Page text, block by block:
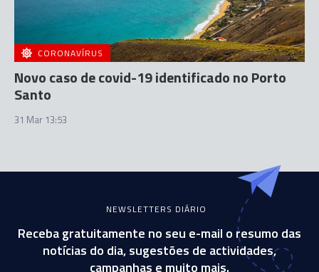
CORONAVÍRUS
Novo caso de covid-19 identificado no Porto
Santo
31 Mar 13:53
NEWSLETTERS DIÁRIO
Receba gratuitamente no seu e-mail o resumo das
notícias do dia, sugestões de actividades,
campanhas e muito mais.